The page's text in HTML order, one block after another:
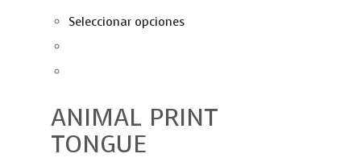
Seleccionar opciones
ANIMAL PRINT
TONGUE